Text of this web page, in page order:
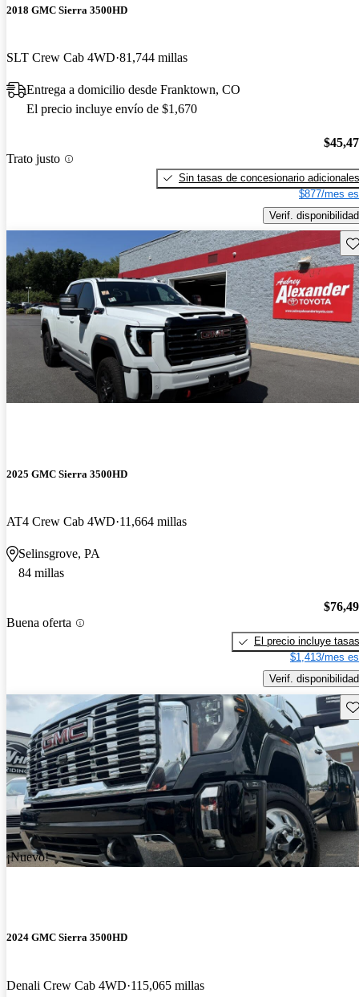
2018 GMC Sierra 3500HD
SLT Crew Cab 4WD 81,744 millas
Entrega a domicilio desde Franktown, CO
El precio incluye envío de $1,670
Trato justo
Sin tasas de concesionario adicionales
$877/mes
Verif. disponibilidad
2025 GMC Sierra 3500HD
AT4 Crew Cab 4WD 11,664 millas
Selinsgrove, PA
84 millas
Buena oferta
El precio incluye tasas
$1,413/mes
Verif. disponibilidad
¡Nuevo!
2024 GMC Sierra 3500HD
Denali Crew Cab 4WD 115,065 millas